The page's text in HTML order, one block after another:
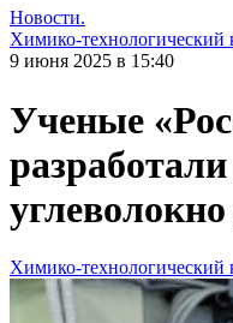
Новости.
Химико-технологический
9 июня 2025 в 15:40
Ученые
Химико-технологический